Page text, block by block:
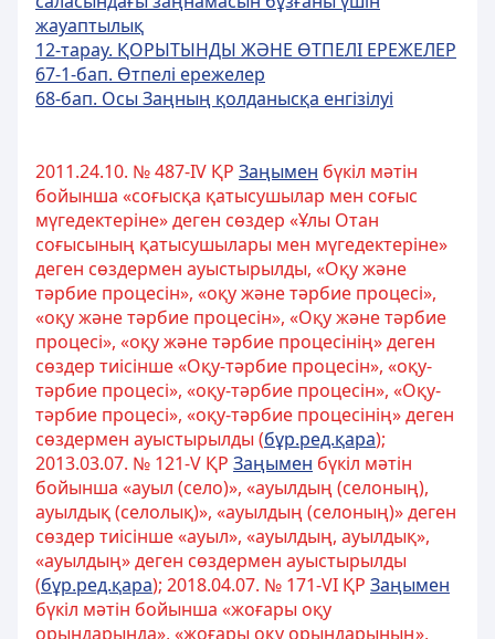
жауаптылық
12-тарау. ҚОРЫТЫНДЫ ЖӘНЕ ӨТПЕЛІ ЕРЕЖЕЛЕР
67-1-бап. Өтпелі ережелер
68-бап. Осы Заңның қолданысқа енгізілуі
2011.24.10. № 487-ІV ҚР Заңымен бүкіл мәтін
бойынша «соғысқа қатысушылар мен cоғыс
мүгедектеріне» деген сөздер «Ұлы Отан
соғысының қатысушылары мен мүгедектеріне»
деген сөздермен ауыстырылды, «Оқу және
тәрбие процесін», «оқу және тәрбие процесі»,
«оқу және тәрбие процесін», «Оқу және тәрбие
процесі», «оқу және тәрбие процесінің» деген
сөздер тиісінше «Оқу-тәрбие процесін», «оқу-
тәрбие процесі», «оқу-тәрбие процесін», «Оқу-
тәрбие процесі», «оқу-тәрбие процесінің» деген
сөздермен ауыстырылды (бұр.ред.қара);
2013.03.07. № 121-V ҚР Заңымен бүкіл мәтін
бойынша «ауыл (село)», «ауылдың (селоның),
ауылдық (селолық)», «ауылдың (селоның)» деген
сөздер тиісінше «ауыл», «ауылдың, ауылдық»,
«ауылдың» деген сөздермен ауыстырылды
(бұр.ред.қара); 2018.04.07. № 171-VІ ҚР Заңымен
бүкіл мәтін бойынша «жоғары оқу
орындарында», «жоғары оқу орындарының»,